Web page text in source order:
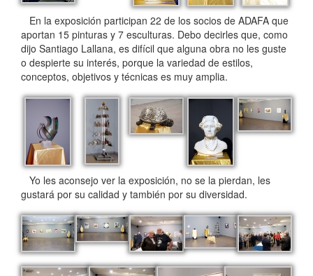
En la exposición participan 22 de los socios de ADAFA que
aportan 15 pinturas y 7 esculturas. Debo decirles que, como
dijo Santiago Lallana, es difícil que alguna obra no les guste
o despierte su interés, porque la variedad de estilos,
conceptos, objetivos y técnicas es muy amplia.
Yo les aconsejo ver la exposición, no se la pierdan, les
gustará por su calidad y también por su diversidad.